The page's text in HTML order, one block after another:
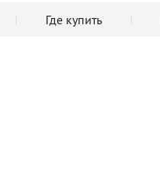
Где купить